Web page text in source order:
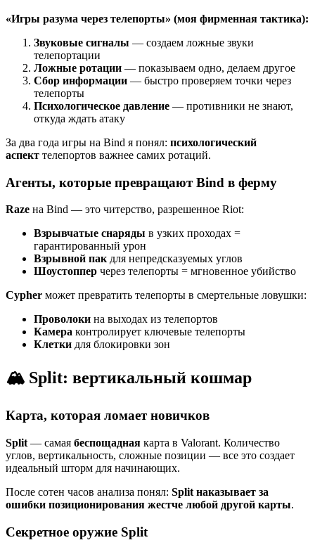
«Игры разума через телепорты» (моя фирменная тактика):
Звуковые сигналы — создаем ложные звуки
телепортации
Ложные ротации — показываем одно, делаем другое
Сбор информации — быстро проверяем точки через
телепорты
Психологическое давление — противники не знают,
откуда ждать атаку
За два года игры на Bind я понял: психологический
аспект телепортов важнее самих ротаций.
Агенты, которые превращают Bind в ферму
Raze на Bind — это читерство, разрешенное Riot:
Взрывчатые снаряды в узких проходах =
гарантированный урон
Взрывной пак для непредсказуемых углов
Шоустоппер через телепорты = мгновенное убийство
Cypher может превратить телепорты в смертельные ловушки:
Проволоки на выходах из телепортов
Камера контролирует ключевые телепорты
Клетки для блокировки зон
🏔️ Split: вертикальный кошмар
Карта, которая ломает новичков
Split — самая беспощадная карта в Valorant. Количество
углов, вертикальность, сложные позиции — все это создает
идеальный шторм для начинающих.
После сотен часов анализа понял: Split наказывает за
ошибки позиционирования жестче любой другой карты.
Секретное оружие Split